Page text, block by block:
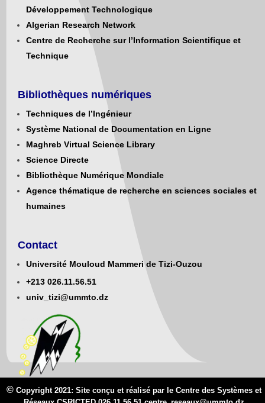
Développement Technologique
Algerian Research Network
Centre de Recherche sur l’Information Scientifique et
Technique
Bibliothèques numériques
Techniques de l’Ingénieur
Système National de Documentation en Ligne
Maghreb Virtual Science Library
Science Directe
Bibliothèque Numérique Mondiale
Agence thématique de recherche en sciences sociales et
humaines
Contact
Université Mouloud Mammeri de Tizi-Ouzou
+213 026.11.56.51
univ_tizi@ummto.dz
© Copyright 2021: Site conçu et réalisé par le Centre des Systèmes et